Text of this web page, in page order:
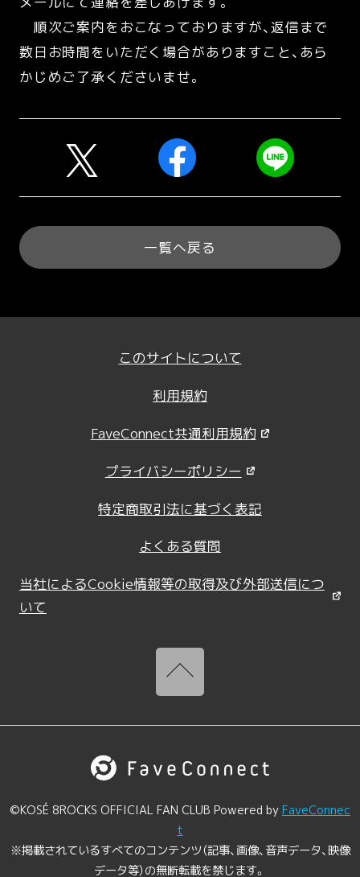
順次ご案内をおこなっておりますが、返信まで
数日お時間をいただく場合がありますこと、あら
かじめご了承くださいませ。
一覧へ戻る
このサイトについて
利用規約
FaveConnect共通利用規約
プライバシーポリシー
特定商取引法に基づく表記
よくある質問
当社によるCookie情報等の取得及び外部送信につ
いて
©KOSÉ 8ROCKS OFFICIAL FAN CLUB Powered by FaveConnec
t
※掲載されているすべてのコンテンツ（記事、画像、音声データ、映像
データ等）の無断転載を禁じます。